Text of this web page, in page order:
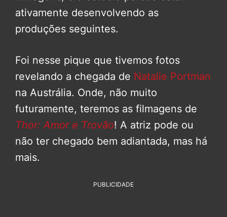
ativamente desenvolvendo as
produções seguintes.
Foi nesse pique que tivemos fotos
revelando a chegada de Natalie Portman
na Austrália. Onde, não muito
futuramente, teremos as filmagens de
Thor: Amor e Trovão! A atriz pode ou
não ter chegado bem adiantada, mas há
mais.
PUBLICIDADE